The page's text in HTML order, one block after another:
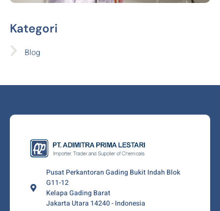
Kategori
Blog
Pusat Perkantoran Gading Bukit Indah Blok
G11-12
Kelapa Gading Barat
Jakarta Utara 14240 - Indonesia